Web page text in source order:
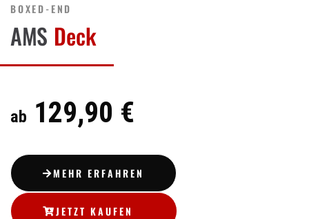
BOXED-END
AMS Deck
ab 129,90 €
MEHR ERFAHREN
JETZT KAUFEN